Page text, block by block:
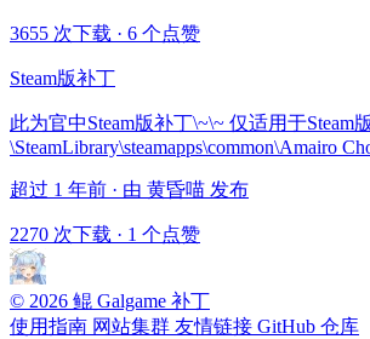
3655 次下载 · 6 个点赞
Steam版补丁
此为官中Steam版补丁\~\~ 仅适用于Steam
\SteamLibrary\steamapps\common\Amairo
超过 1 年前 · 由 黄昏喵 发布
2270 次下载 · 1 个点赞
© 2026 鲲 Galgame 补丁
使用指南 网站集群 友情链接 GitHub 仓库